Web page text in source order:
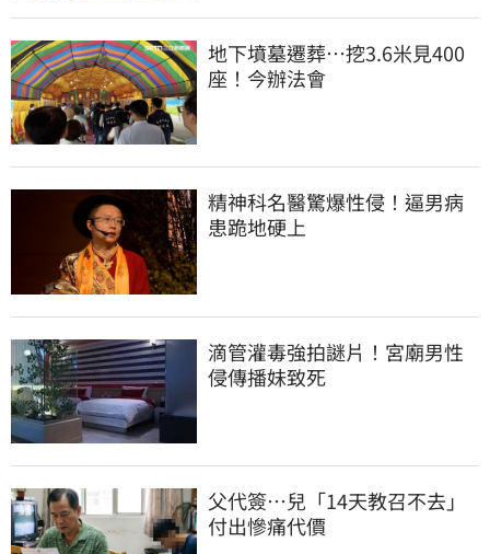
地下墳墓遷葬…挖3.6米見400
座！今辦法會
精神科名醫驚爆性侵！逼男病
患跪地硬上
滴管灌毒強拍謎片！宮廟男性
侵傳播妹致死
父代簽…兒「14天教召不去」
付出慘痛代價